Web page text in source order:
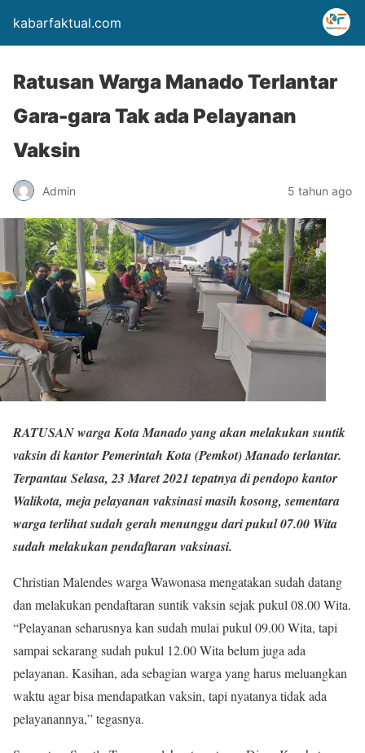
kabarfaktual.com
Ratusan Warga Manado Terlantar
Gara-gara Tak ada Pelayanan
Vaksin
Admin 5 tahun ago
RATUSAN warga Kota Manado yang akan melakukan suntik
vaksin di kantor Pemerintah Kota (Pemkot) Manado terlantar.
Terpantau Selasa, 23 Maret 2021 tepatnya di pendopo kantor
Walikota, meja pelayanan vaksinasi masih kosong, sementara
warga terlihat sudah gerah menunggu dari pukul 07.00 Wita
sudah melakukan pendaftaran vaksinasi.
Christian Malendes warga Wawonasa mengatakan sudah datang
dan melakukan pendaftaran suntik vaksin sejak pukul 08.00 Wita.
“Pelayanan seharusnya kan sudah mulai pukul 09.00 Wita, tapi
sampai sekarang sudah pukul 12.00 Wita belum juga ada
pelayanan. Kasihan, ada sebagian warga yang harus meluangkan
waktu agar bisa mendapatkan vaksin, tapi nyatanya tidak ada
pelayanannya,” tegasnya.